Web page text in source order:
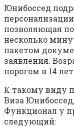
Юнибоссед
позволяющая
несколько
пакетом
заявления.
порогом в 14
К такому виду
Виза
Функционал у
следующий: